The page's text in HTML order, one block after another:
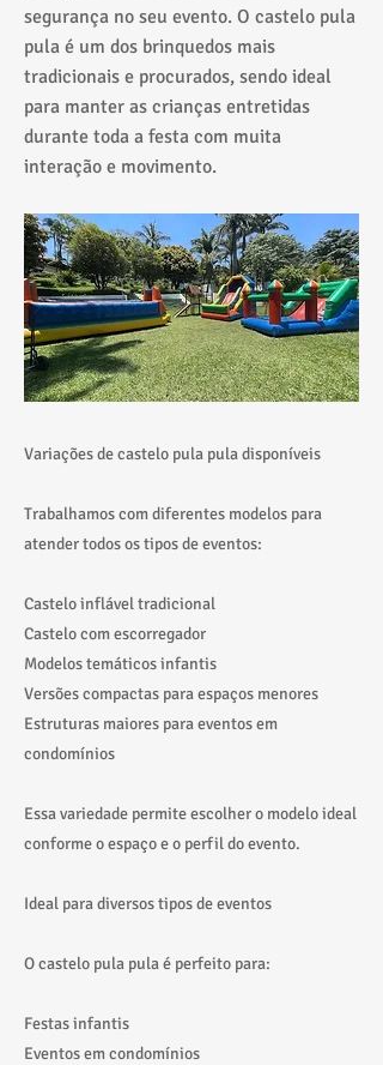
segurança no seu evento. O castelo pula
pula é um dos brinquedos mais
tradicionais e procurados, sendo ideal
para manter as crianças entretidas
durante toda a festa com muita
interação e movimento.
Variações de castelo pula pula disponíveis
Trabalhamos com diferentes modelos para
atender todos os tipos de eventos:
Castelo inflável tradicional
Castelo com escorregador
Modelos temáticos infantis
Versões compactas para espaços menores
Estruturas maiores para eventos em
condomínios
Essa variedade permite escolher o modelo ideal
conforme o espaço e o perfil do evento.
Ideal para diversos tipos de eventos
O castelo pula pula é perfeito para:
Festas infantis
Eventos em condomínios